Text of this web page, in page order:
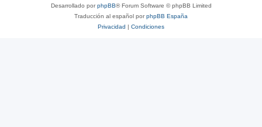
Desarrollado porphpBB® Forum Software © phpBB Limited
Traducción al español porphpBB España
Privacidad | Condiciones